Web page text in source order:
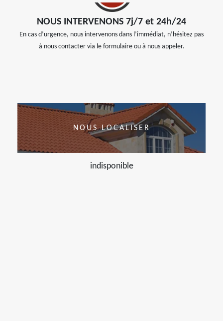
NOUS INTERVENONS 7j/7 et 24h/24
En cas d’urgence, nous intervenons dans l’immédiat, n’hésitez pas
à nous contacter via le formulaire ou à nous appeler.
NOUS LOCALISER
indisponible